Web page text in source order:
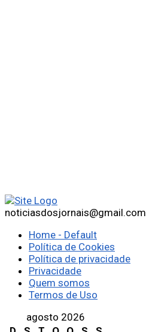
noticiasdosjornais@gmail.com
Home - Default
Política de Cookies
Política de privacidade
Privacidade
Quem somos
Termos de Uso
agosto 2026